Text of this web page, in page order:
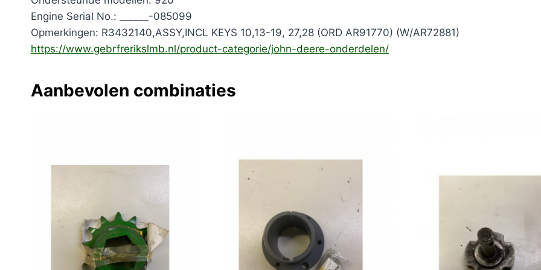
Engine Serial No.: ______-085099
Opmerkingen: R3432140,ASSY,INCL KEYS 10,13-19, 27,28 (ORD AR91770) (W/AR72881)
https://www.gebrfrerikslmb.nl/product-categorie/john-deere-onderdelen/
Aanbevolen combinaties